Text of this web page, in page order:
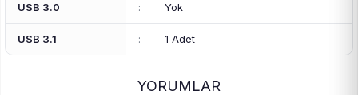
USB 3.0 : Yok
USB 3.1 : 1 Adet
YORUMLAR